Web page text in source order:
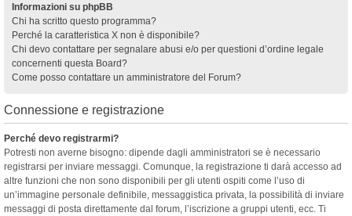
Informazioni su phpBB
Chi ha scritto questo programma?
Perché la caratteristica X non è disponibile?
Chi devo contattare per segnalare abusi e/o per questioni d’ordine legale
concernenti questa Board?
Come posso contattare un amministratore del Forum?
Connessione e registrazione
Perché devo registrarmi?
Potresti non averne bisogno: dipende dagli amministratori se è necessario
registrarsi per inviare messaggi. Comunque, la registrazione ti darà accesso ad
altre funzioni che non sono disponibili per gli utenti ospiti come l’uso di
un’immagine personale definibile, messaggistica privata, la possibilità di inviare
messaggi di posta direttamente dal forum, l’iscrizione a gruppi utenti, ecc. Ti